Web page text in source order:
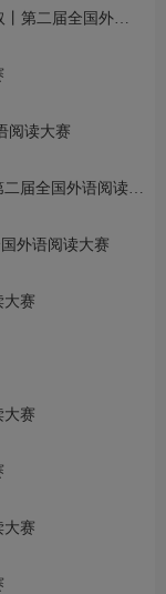
李*静 刚刚完成了报名
李*乐 刚刚完成了报名
石*怡 刚刚进行了关注
朱*香 刚刚完成了报名
崔*美 刚刚完成了报名
L*s 刚刚进行了关注
李*静 刚刚完成了报名
张*涵 刚刚完成了报名
石*怡 刚刚进行了关注
10.26场次各语种赛道奖项查询&证书领取丨第二届全国外语阅读大赛
阅读大赛
【必看】日韩俄法语种考试时间确定丨第二届全国外语阅读大赛
外语阅读大赛
大赛
大赛
大赛